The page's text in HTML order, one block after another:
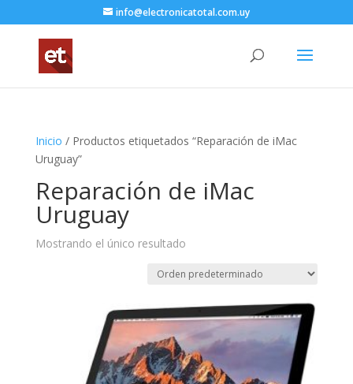
info@electronicatotal.com.uy
Inicio / Productos etiquetados “Reparación de iMac
Uruguay”
Reparación de iMac
Uruguay
Mostrando el único resultado